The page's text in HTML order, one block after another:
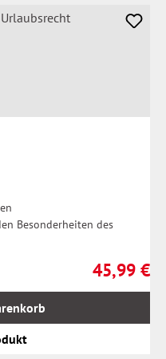
Besonderheiten des
Regulärer
45,99 €